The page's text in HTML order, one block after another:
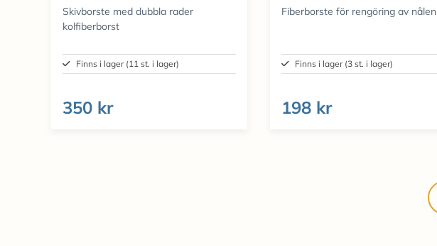
Skivborste med dubbla rader
kolfiberborst
Finns i lager (11 st. i lager)
350 kr
Fiberborste för rengöring av nålen
Finns i lager (3 st. i lager)
198 kr